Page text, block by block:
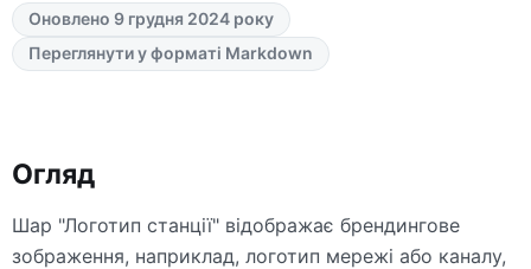
Оновлено 9 грудня 2024 року
Переглянути у форматі Markdown
Огляд
Шар "Логотип станції" відображає брендингове
зображення, наприклад, логотип мережі або каналу,